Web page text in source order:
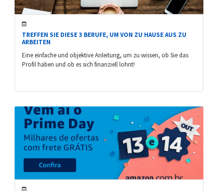
TREFFEN SIE DIESE 3 BERUFE, UM VON ZU HAUSE AUS ZU
ARBEITEN
Eine einfache und objektive Anleitung, um zu wissen, ob Sie das
Profil haben und ob es sich finanziell lohnt!